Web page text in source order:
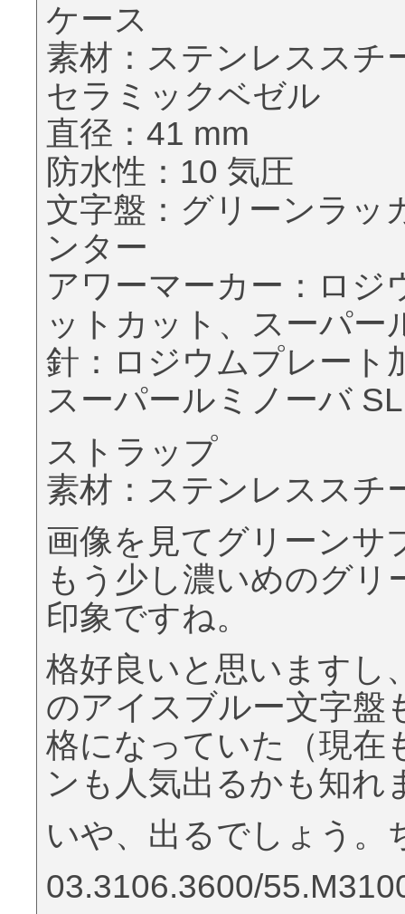
ケース
素材：ステンレススチ
セラミックベゼル
直径：41 mm
防水性：10 気圧
文字盤：グリーンラッ
ンター
アワーマーカー：ロジ
ットカット、スーパー
針：ロジウムプレート
スーパールミノーバ
ストラップ
素材：ステンレススチ
画像を見てグリーンサ
もう少し濃いめのグ
印象ですね。
格好良いと思いますし
のアイスブルー文字盤
格になっていた（現在
ンも人気出るかも知れ
いや、出るでしょう。
03.3106.3600/